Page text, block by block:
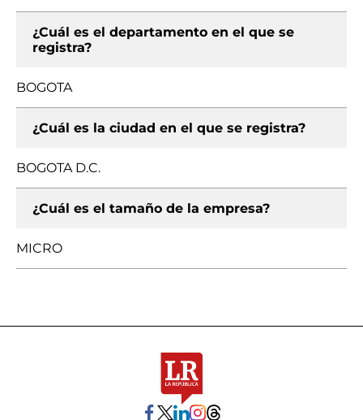
¿Cuál es el departamento en el que se
registra?
BOGOTA
¿Cuál es la ciudad en el que se registra?
BOGOTA D.C.
¿Cuál es el tamaño de la empresa?
MICRO